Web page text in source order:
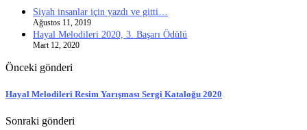
Siyah insanlar için yazdı ve gitti…
Ağustos 11, 2019
Hayal Melodileri 2020, 3. Başarı Ödülü
Mart 12, 2020
Önceki gönderi
Hayal Melodileri Resim Yarışması Sergi Kataloğu 2020
Sonraki gönderi